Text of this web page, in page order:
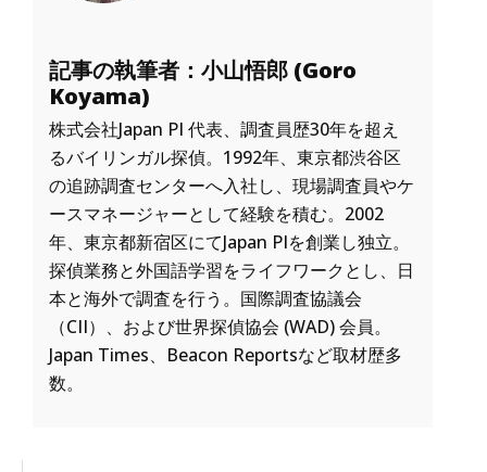
記事の執筆者：小山悟郎 (Goro
Koyama)
株式会社Japan PI 代表、調査員歴30年を超え
るバイリンガル探偵。1992年、東京都渋谷区
の追跡調査センターへ入社し、現場調査員やケ
ースマネージャーとして経験を積む。2002
年、東京都新宿区にてJapan PIを創業し独立。
探偵業務と外国語学習をライフワークとし、日
本と海外で調査を行う。国際調査協議会
（CII）、および世界探偵協会 (WAD) 会員。
Japan Times、Beacon Reportsなど取材歴多
数。